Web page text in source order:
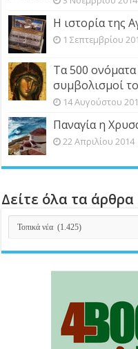
Η ιστορία της
1 Σεπτεμβρίου
Τα 500 ονόματα
συμβολισμοί
14 Αυγούστου
Παναγία η
22 Απριλίου 2014
Δείτε όλα τα άρθρα
Δείτε
όλα
τα